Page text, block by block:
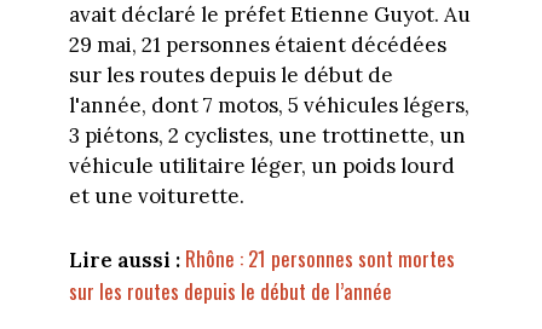
avait déclaré le préfet Etienne Guyot. Au
29 mai, 21 personnes étaient décédées
sur les routes depuis le début de
l'année, dont 7 motos, 5 véhicules légers,
3 piétons, 2 cyclistes, une trottinette, un
véhicule utilitaire léger, un poids lourd
et une voiturette.
Lire aussi : Rhône : 21 personnes sont mortes
sur les routes depuis le début de l’année